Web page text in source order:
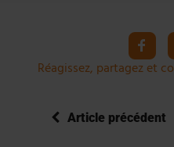
Réagissez, partagez et
Article précédent